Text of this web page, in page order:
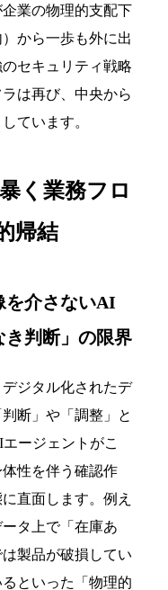
業の物理的支配下
から一歩も外に出
セキュリティ戦略
は再び、中央から
ています。
く業務フロ
帰結
を介さないAI
き判断」の限界
ジタル化されたデ
断」や「調整」と
ージェントがこ
性を伴う確認作
直面します。例え
タ上で「在庫あ
製品が破損してい
といった「物理的